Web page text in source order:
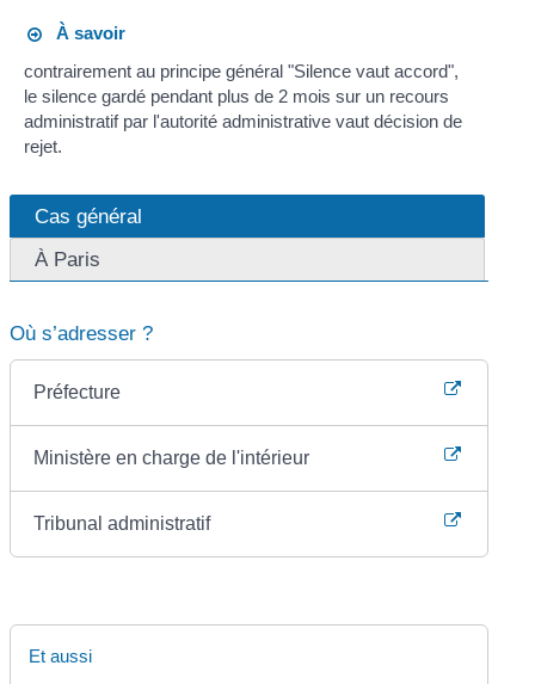
À savoir
contrairement au principe général "Silence vaut accord",
le silence gardé pendant plus de 2 mois sur un recours
administratif par l'autorité administrative vaut décision de
rejet.
Cas général
À Paris
Où s’adresser ?
Préfecture
Ministère en charge de l'intérieur
Tribunal administratif
Et aussi